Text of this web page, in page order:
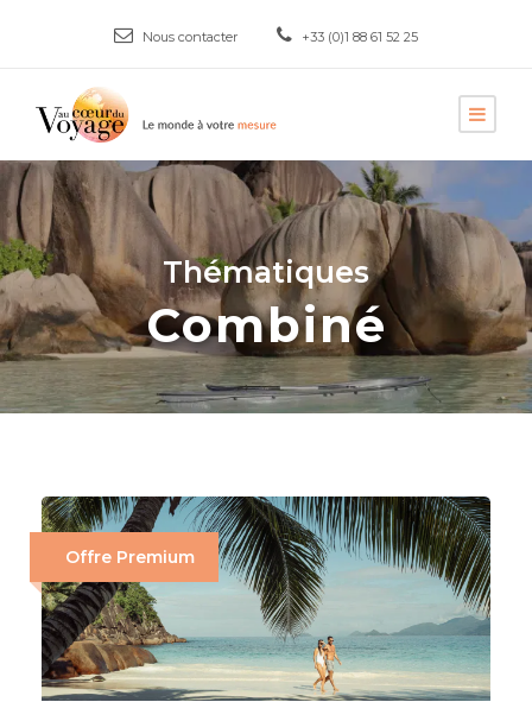
Nous contacter +33 (0)1 88 61 52 25
Thématiques
Combiné
Offre Premium